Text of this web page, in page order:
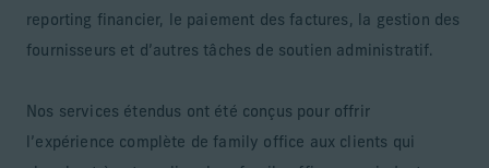
reporting financier, le paiement des factures, la gestion des
fournisseurs et d’autres tâches de soutien administratif.
Nos services étendus ont été conçus pour offrir
l’expérience complète de family office aux clients qui